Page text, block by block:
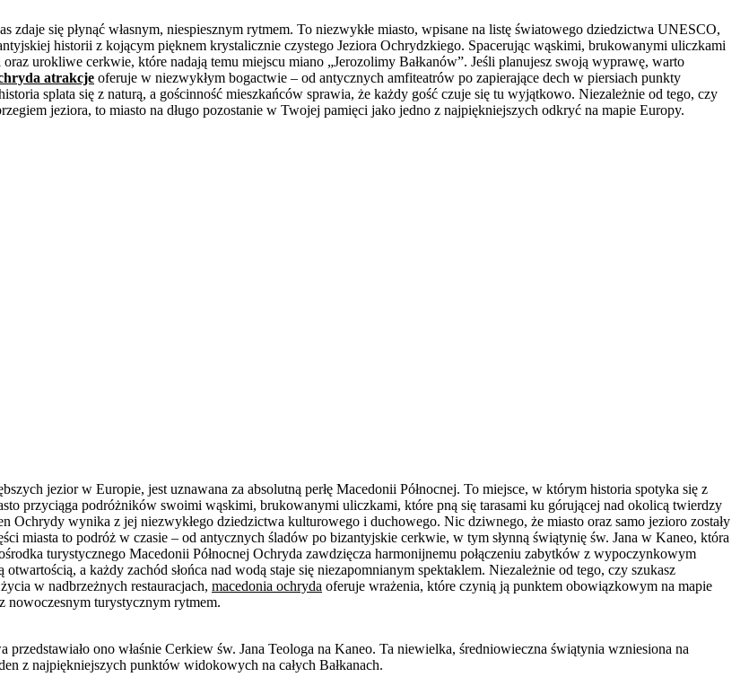
zdaje się płynąć własnym, niespiesznym rytmem. To niezwykłe miasto, wpisane na listę światowego dziedzictwa UNESCO,
historii z kojącym pięknem krystalicznie czystego Jeziora Ochrydzkiego. Spacerując wąskimi, brukowanymi uliczkami
urokliwe cerkwie, które nadają temu miejscu miano „Jerozolimy Bałkanów”. Jeśli planujesz swoją wyprawę, warto
atrakcje oferuje w niezwykłym bogactwie – od antycznych amfiteatrów po zapierające dech w piersiach punkty
splata się z naturą, a gościnność mieszkańców sprawia, że każdy gość czuje się tu wyjątkowo. Niezależnie od tego, czy
jeziora, to miasto na długo pozostanie w Twojej pamięci jako jedno z najpiękniejszych odkryć na mapie Europy.
jezior w Europie, jest uznawana za absolutną perłę Macedonii Północnej. To miejsce, w którym historia spotyka się z
przyciąga podróżników swoimi wąskimi, brukowanymi uliczkami, które pną się tarasami ku górującej nad okolicą twierdzy
Ochrydy wynika z jej niezwykłego dziedzictwa kulturowego i duchowego. Nic dziwnego, że miasto oraz samo jezioro zostały
miasta to podróż w czasie – od antycznych śladów po bizantyjskie cerkwie, w tym słynną świątynię św. Jana w Kaneo, która
turystycznego Macedonii Północnej Ochryda zawdzięcza harmonijnemu połączeniu zabytków z wypoczynkowym
a każdy zachód słońca nad wodą staje się niezapomnianym spektaklem. Niezależnie od tego, czy szukasz
w nadbrzeżnych restauracjach, macedonia ochryda oferuje wrażenia, które czynią ją punktem obowiązkowym na mapie
nowoczesnym turystycznym rytmem.
ono właśnie Cerkiew św. Jana Teologa na Kaneo. Ta niewielka, średniowieczna świątynia wzniesiona na
z najpiękniejszych punktów widokowych na całych Bałkanach.